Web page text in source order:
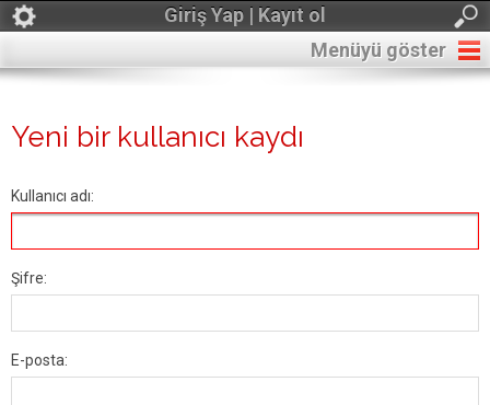
Giriş Yap | Kayıt ol
Menüyü göster
Yeni bir kullanıcı kaydı
Kullanıcı adı:
Şifre:
E-posta: